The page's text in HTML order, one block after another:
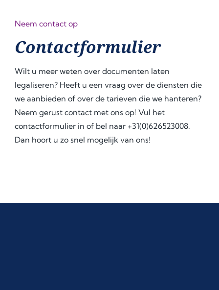
Neem contact op
Contactformulier
Wilt u meer weten over documenten laten
legaliseren? Heeft u een vraag over de diensten die
we aanbieden of over de tarieven die we hanteren?
Neem gerust contact met ons op! Vul het
contactformulier in of bel naar +31(0)626523008.
Dan hoort u zo snel mogelijk van ons!